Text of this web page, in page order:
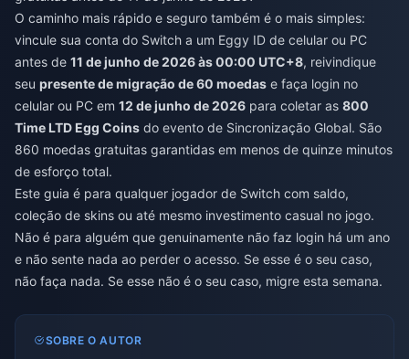
O caminho mais rápido e seguro também é o mais simples:
vincule sua conta do Switch a um Eggy ID de celular ou PC
antes de 11 de junho de 2026 às 00:00 UTC+8, reivindique
seu presente de migração de 60 moedas e faça login no
celular ou PC em 12 de junho de 2026 para coletar as 800
Time LTD Egg Coins do evento de Sincronização Global. São
860 moedas gratuitas garantidas em menos de quinze minutos
de esforço total.
Este guia é para qualquer jogador de Switch com saldo,
coleção de skins ou até mesmo investimento casual no jogo.
Não é para alguém que genuinamente não faz login há um ano
e não sente nada ao perder o acesso. Se esse é o seu caso,
não faça nada. Se esse não é o seu caso, migre esta semana.
SOBRE O AUTOR